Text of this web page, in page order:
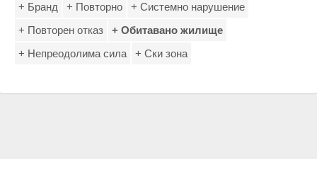
+ Бранд
+ Повторно
+ Системно нарушение
+ Повторен отказ
+ Обитавано жилище
+ Непреодолима сила
+ Ски зона